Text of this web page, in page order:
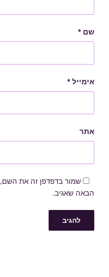
שם *
אימייל *
אתר
שמור בדפדפן זה את השם,
הבאה שאגיב.